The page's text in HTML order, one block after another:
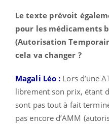
Le texte prévoit
pour les médicaments
(Autorisation
cela va changer ?
Magali Léo : Lors d’une
librement son prix, étant
sont pas tout à fait
pas encore d’AMM